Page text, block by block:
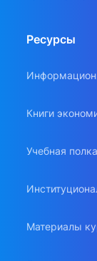
Ресурсы
Книги
Учебная полка
Материалы